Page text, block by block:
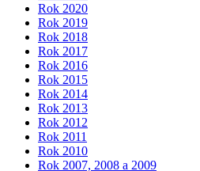
Rok 2020
Rok 2019
Rok 2018
Rok 2017
Rok 2016
Rok 2015
Rok 2014
Rok 2013
Rok 2012
Rok 2011
Rok 2010
Rok 2007, 2008 a 2009